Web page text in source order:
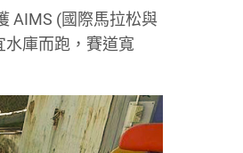
AIMS (國際馬拉松與
庫而跑，賽道寬